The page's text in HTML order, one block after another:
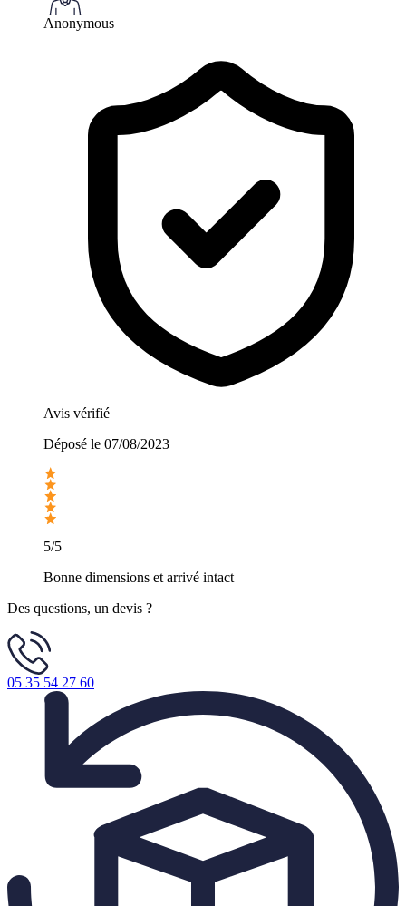
Anonymous
Avis vérifié
Déposé le 07/08/2023
5/5
Bonne dimensions et arrivé intact
Des questions, un devis ?
05 35 54 27 60